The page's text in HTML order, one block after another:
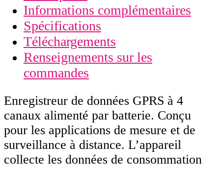
Informations complémentaires
Spécifications
Téléchargements
Renseignements sur les
commandes
Enregistreur de données GPRS à 4
canaux alimenté par batterie. Conçu
pour les applications de mesure et de
surveillance à distance. L’appareil
collecte les données de consommation